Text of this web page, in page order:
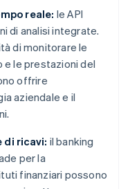
reale: le API
di analisi integrate.
di monitorare le
e le prestazioni del
offrire
aziendale e il
di ricavi: il banking
per la
finanziari possono